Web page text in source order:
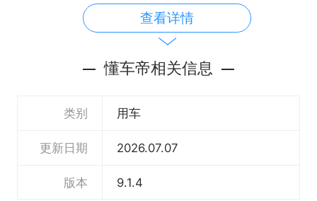
车都能放心买。AI小懂，懂车更懂你!
【真实】百万真实车主，分享“车主成交
价、真实车主口碑”，让你买车不吃亏!
2026年承接河北、湖北、云南、江西、福建等
17个省市汽车置换更新补贴申请。
查看详情
懂车帝相关信息
类别 用车
更新日期 2026.07.07
版本 9.1.4